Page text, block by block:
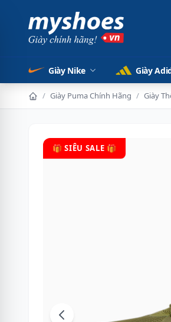
Giày Nike Giày
/ Giày Puma Chính Hãng / Giày
🎁 SIÊU SALE 🎁